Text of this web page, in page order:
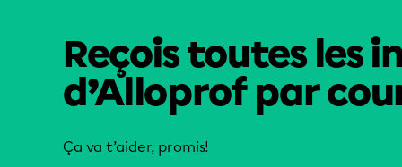
Reçois toutes les
d’Alloprof par
Ça va t’aider, promis!